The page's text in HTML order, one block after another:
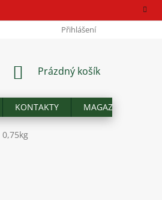
Přihlášení
NÁKUPNÍ
Prázdný košík
KONTAKTY MAGAZÍN